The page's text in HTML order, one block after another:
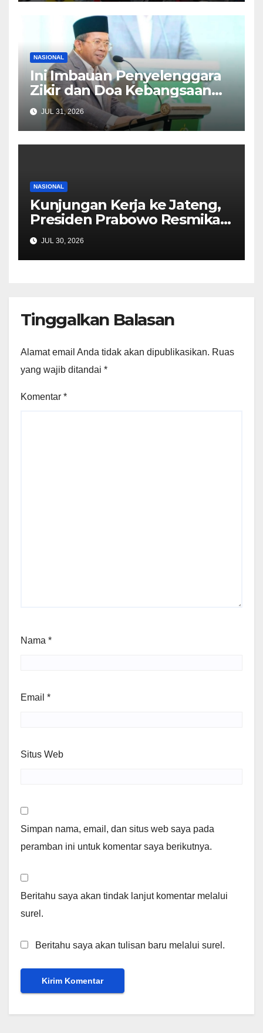
NASIONAL
Ini Imbauan Penyelenggara
Zikir dan Doa Kebangsaan
kepada Peserta
JUL 31, 2026
NASIONAL
Kunjungan Kerja ke Jateng,
Presiden Prabowo Resmikan
Revitalisasi Stasiun Tawang
hingga Akad Massal 62 Ribu
Rumah Subsidi
JUL 30, 2026
Tinggalkan Balasan
Alamat email Anda tidak akan dipublikasikan. Ruas
yang wajib ditandai *
Komentar *
Nama *
Email *
Situs Web
Simpan nama, email, dan situs web saya pada
peramban ini untuk komentar saya berikutnya.
Beritahu saya akan tindak lanjut komentar melalui
surel.
Beritahu saya akan tulisan baru melalui surel.